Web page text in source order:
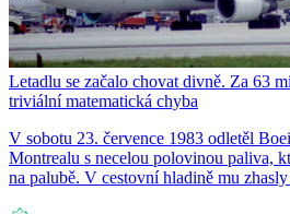
Letadlu se začalo chovat divně. Za 63
triviální matematická chyba
V sobotu 23. července 1983 odletěl
Montrealu s necelou polovinou paliva,
na palubě. V cestovní hladině mu